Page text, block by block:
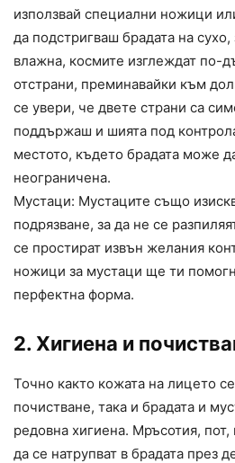
използвай специални ножици
да подстригваш брадата на сухо,
влажна, космите изглеждат по-
отстрани, преминавайки към
се увери, че двете страни са
поддържаш и шията под
местото, където брадата може
неограничена.
Мустаци: Мустаците също
подрязване, за да не се
се простират извън желания
ножици за мустаци ще ти
перфектна форма.
2. Хигиена и
Точно както кожата на лицето
почистване, така и брадата и
редовна хигиена. Мръсотия,
да се натрупват в брадата през